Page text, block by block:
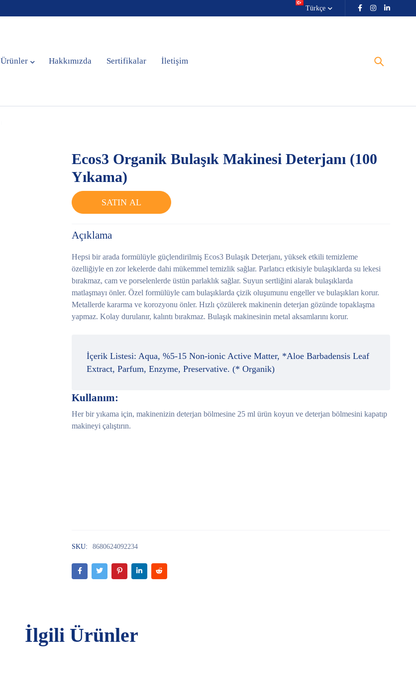
Türkçe
Ürünler Hakkımızda Sertifikalar İletişim
Ecos3 Organik Bulaşık Makinesi Deterjanı (100
Yıkama)
SATIN AL
Açıklama
Hepsi bir arada formülüyle güçlendirilmiş Ecos3 Bulaşık Deterjanı, yüksek etkili temizleme
özelliğiyle en zor lekelerde dahi mükemmel temizlik sağlar. Parlatıcı etkisiyle bulaşıklarda su lekesi
bırakmaz, cam ve porselenlerde üstün parlaklık sağlar. Suyun sertliğini alarak bulaşıklarda
matlaşmayı önler. Özel formülüyle cam bulaşıklarda çizik oluşumunu engeller ve bulaşıkları korur.
Metallerde kararma ve korozyonu önler. Hızlı çözülerek makinenin deterjan gözünde topaklaşma
yapmaz. Kolay durulanır, kalıntı bırakmaz. Bulaşık makinesinin metal aksamlarını korur.
İçerik Listesi: Aqua, %5-15 Non-ionic Active Matter, *Aloe Barbadensis Leaf
Extract, Parfum, Enzyme, Preservative. (* Organik)
Kullanım:
Her bir yıkama için, makinenizin deterjan bölmesine 25 ml ürün koyun ve deterjan bölmesini kapatıp
makineyi çalıştırın.
SKU: 8680624092234
İlgili Ürünler